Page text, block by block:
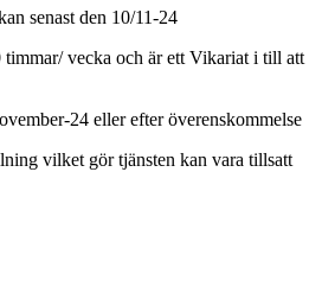
senast den 10/11-24
timmar/ vecka och är ett Vikariat i till att
24 eller efter överenskommelse
vilket gör tjänsten kan vara tillsatt